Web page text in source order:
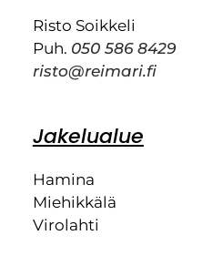
Risto Soikkeli
Puh. 050 586 8429
risto@reimari.fi
Jakelualue
Hamina
Miehikkälä
Virolahti